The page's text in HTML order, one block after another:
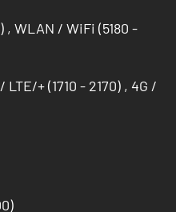
WLAN / WiFi (5180 -
+ (1710 - 2170) , 4G /